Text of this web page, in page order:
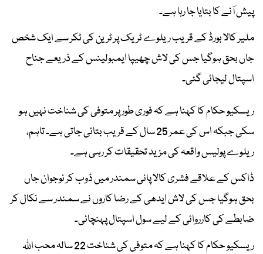
پیش آنے کا بتایا جا رہا ہے۔
ملیر کالا بورڈ کے قریب ریلوے ٹریک پر ٹرین کی ٹکر سے ایک شخص
جاں بحق ہوگیا جس کی لاش چھیپا ایمبولینس کے ذریعے جناح
اسپتال لیجائی گئی۔
ریسکیو حکام کا کہنا ہے کہ فوری طور پر متوفی کی شناخت نہیں ہو
سکی جبکہ اس کی عمر 25 سال کے قریب بتائی جاتی ہے۔ تاہم،
ریلوے پولیس واقعہ کی مزید تحقیقات کر رہی ہے۔
ڈاکس کے علاقے فشری کالا پانی سمندر میں ڈوب کر نوجوان جاں
بحق ہوگیا جس کی لاش ایدھی کے رضا کاروں نے سمندر سے نکال کر
ضابطے کی کارروائی کے لیے سول اسپتال پہنچائی۔
ریسکیو حکام کا کہنا ہے کہ متوفی کی شناخت 22 سالہ محب اللہ